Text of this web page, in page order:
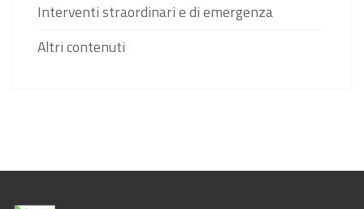
Interventi straordinari e di emergenza
Altri contenuti